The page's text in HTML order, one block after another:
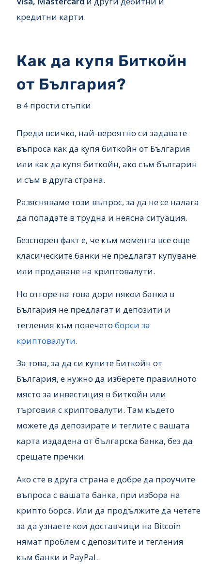
кредитни карти.
Как да купя Биткойн
от България?
в 4 прости стъпки
Преди всичко, най-вероятно си задавате
въпроса как да купя биткойн от България
или как да купя биткойн, ако съм българин
и съм в друга страна.
Разясняваме този въпрос, за да не се налага
да попадате в трудна и неясна ситуация.
Безспорен факт е, че към момента все още
класическите банки не предлагат купуване
или продаване на криптовалути.
Но отгоре на това дори някои банки в
България не предлагат и депозити и
тегления към повечето борси за
криптовалути.
За това, за да си купите Биткойн от
България, е нужно да изберете правилното
място за инвестиция в биткойн или
търговия с криптовалути. Там където
можете да депозирате и теглите с вашата
карта издадена от българска банка, без да
срещате пречки.
Ако сте в друга страна е добре да проучите
въпроса с вашата банка, при избора на
крипто борса. Или да продължите да четете
за да узнаете кои доставчици на Bitcoin
нямат проблем с депозитите и тегления
към банки и PayPal.